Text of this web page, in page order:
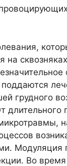
на
грудного
Модуляция
Во время